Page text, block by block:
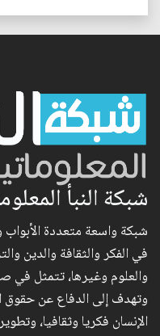
شبكة النبأ
شبكة واسعة متعددة
في الفكر والثقافة والدين
والعلوم وغيرها، تتمثل في
وتهدف إلى الدفاع عن حقوق
الإنسان فكريا وثقافيا،